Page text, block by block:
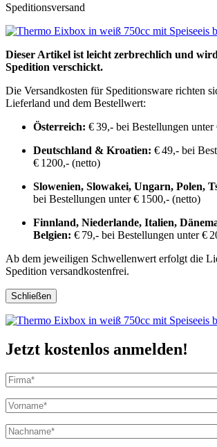
Speditionsversand
Dieser Artikel ist leicht zerbrechlich und
Spedition verschickt.
Die Versandkosten für Speditionsware richten
Lieferland und dem Bestellwert:
Österreich: € 39,- bei Bestellungen
Deutschland & Kroatien: € 49,- bei
€ 1200,- (netto)
Slowenien, Slowakei, Ungarn, Polen,
bei Bestellungen unter € 1500,- (netto)
Finnland, Niederlande, Italien,
Belgien: € 79,- bei Bestellungen unter €
Ab dem jeweiligen Schwellenwert erfolgt die
Spedition versandkostenfrei.
Schließen
Jetzt kostenlos anmelden!